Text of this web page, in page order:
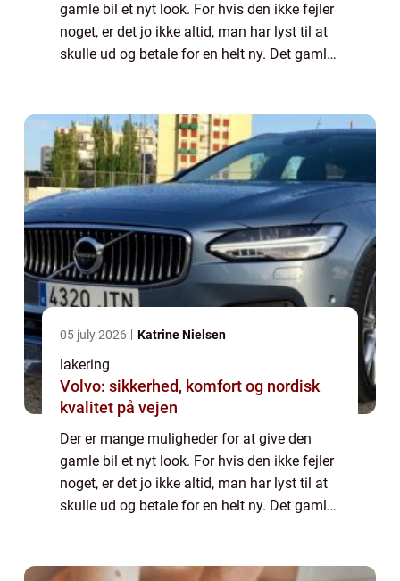
gamle bil et nyt look. For hvis den ikke fejler
noget, er det jo ikke altid, man har lyst til at
skulle ud og betale for en helt ny. Det gamle
05 july 2026 Katrine Nielsen
lakering
Volvo: sikkerhed, komfort og nordisk
kvalitet på vejen
Der er mange muligheder for at give den
gamle bil et nyt look. For hvis den ikke fejler
noget, er det jo ikke altid, man har lyst til at
skulle ud og betale for en helt ny. Det gamle